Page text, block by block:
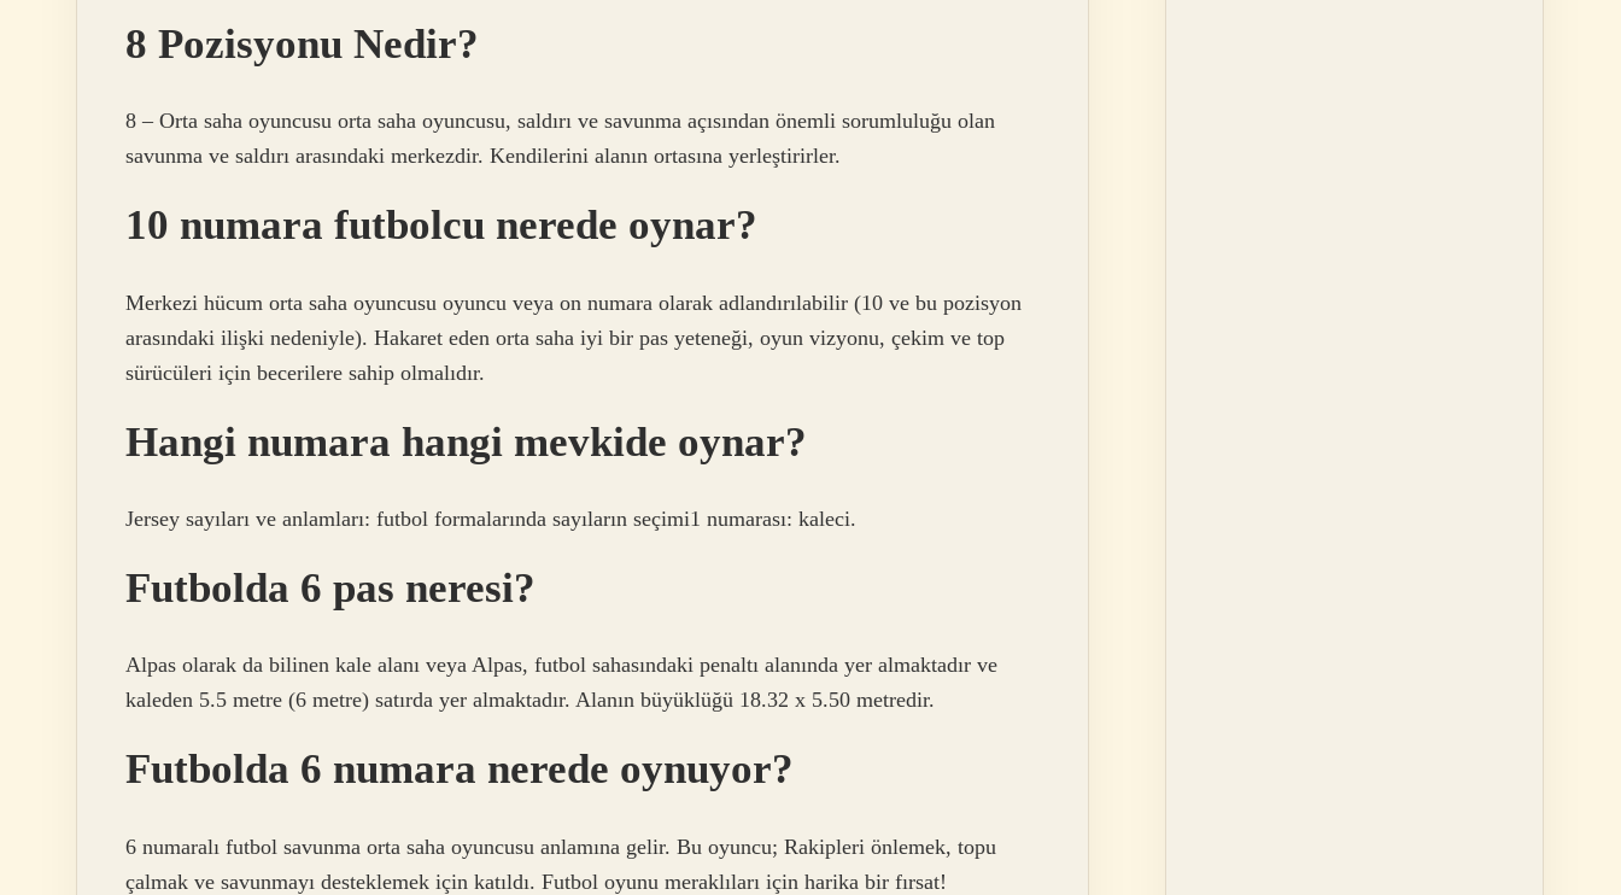
8 Pozisyonu Nedir?
8 – Orta saha oyuncusu orta saha oyuncusu, saldırı ve savunma açısından önemli sorumluluğu olan
savunma ve saldırı arasındaki merkezdir. Kendilerini alanın ortasına yerleştirirler.
10 numara futbolcu nerede oynar?
Merkezi hücum orta saha oyuncusu oyuncu veya on numara olarak adlandırılabilir (10 ve bu pozisyon
arasındaki ilişki nedeniyle). Hakaret eden orta saha iyi bir pas yeteneği, oyun vizyonu, çekim ve top
sürücüleri için becerilere sahip olmalıdır.
Hangi numara hangi mevkide oynar?
Jersey sayıları ve anlamları: futbol formalarında sayıların seçimi1 numarası: kaleci.
Futbolda 6 pas neresi?
Alpas olarak da bilinen kale alanı veya Alpas, futbol sahasındaki penaltı alanında yer almaktadır ve
kaleden 5.5 metre (6 metre) satırda yer almaktadır. Alanın büyüklüğü 18.32 x 5.50 metredir.
Futbolda 6 numara nerede oynuyor?
6 numaralı futbol savunma orta saha oyuncusu anlamına gelir. Bu oyuncu; Rakipleri önlemek, topu
çalmak ve savunmayı desteklemek için katıldı. Futbol oyunu meraklıları için harika bir fırsat!